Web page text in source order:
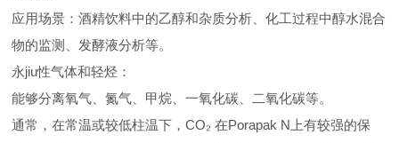
应用场景：酒精饮料中的乙醇和杂质分析、化工过程中醇水混合
物的监测、发酵液分析等。
永jiu性气体和轻烃：
能够分离氧气、氮气、甲烷、一氧化碳、二氧化碳等。
通常，在常温或较低柱温下，CO₂ 在Porapak N上有较强的保